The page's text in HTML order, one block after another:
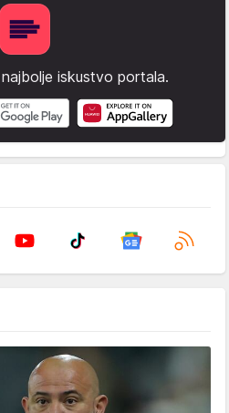
iskustvo portala.